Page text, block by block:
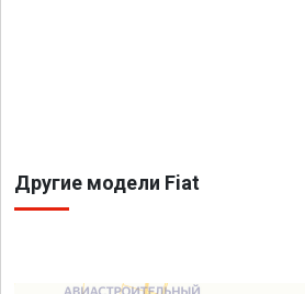
Другие модели Fiat